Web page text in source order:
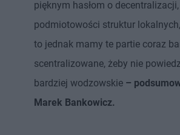
pięknym hasłom o
podmiotowości struktur
to jednak mamy te partie coraz
scentralizowane, żeby nie
bardziej wodzowskie –
Marek Bankowicz.